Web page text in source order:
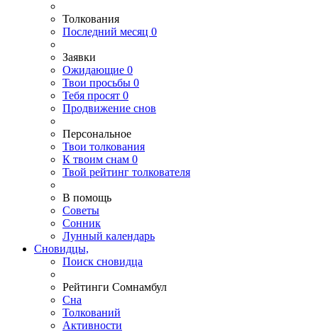
Толкования
Последний месяц 0
Заявки
Ожидающие 0
Твои просьбы 0
Тебя просят 0
Продвижение снов
Персональное
Твои толкования
К твоим снам 0
Твой рейтинг толкователя
В помощь
Советы
Сонник
Лунный календарь
Сновидцы,
Поиск сновидца
Рейтинги Сомнамбул
Сна
Толкований
Активности